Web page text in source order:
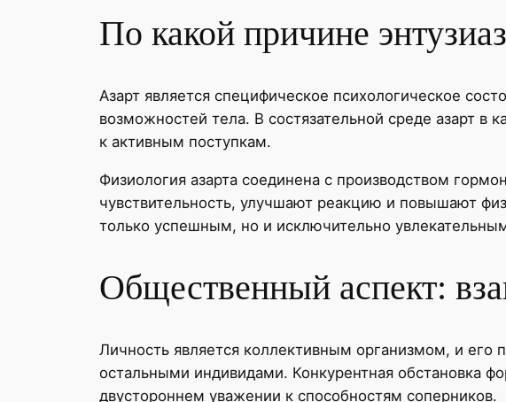
По какой причине
Азарт является специфическое психологическое
возможностей тела. В состязательной среде азарт в
к активным поступкам.
Физиология азарта соединена с производством
чувствительность, улучшают реакцию и повышают
только успешным, но и исключительно
Общественный аспект:
Личность является коллективным организмом, и его
остальными индивидами. Конкурентная обстановка
двустороннем уважении к способностям соперников.